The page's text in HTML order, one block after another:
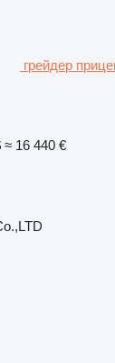
грейдер
≈ 16 440 €